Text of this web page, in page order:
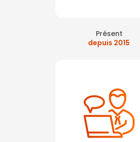
Présent
depuis 2015